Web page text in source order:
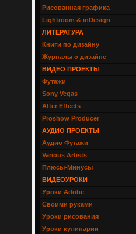
Рисованная графика
Lightroom & inDesign
ЛИТЕРАТУРА
Книги по дизайну
Журналы о дизайне
ВИДЕО ПРОЕКТЫ
Футажи
Sony Vegas
After Effects
Proshow Producer
АУДИО ПРОЕКТЫ
Аудио Футажи
Various Artists
Плюсы-Минусы
ВИДЕОУРОКИ
Уроки Adobe
Своими руками
Уроки рисования
Уроки кулинарии